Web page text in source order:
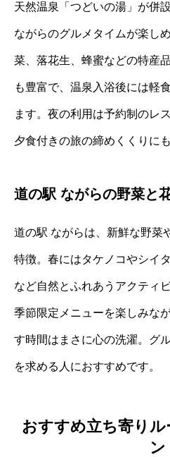
天然温泉「つどいの湯」が併
ながらのグルメタイムが楽し
菜、落花生、蜂蜜などの特産
も豊富で、温泉入浴後には軽
ます。夜の利用は予約制のレ
夕食付きの旅の締めくくりに
道の駅 ながらの野菜と
道の駅 ながらは、新鮮な野菜
特徴。春にはタケノコやシイ
など自然とふれあうアクティ
季節限定メニューを楽しみな
す時間はまさに心の洗濯。グ
を求める人におすすめです。
おすすめ立ち寄り
ン